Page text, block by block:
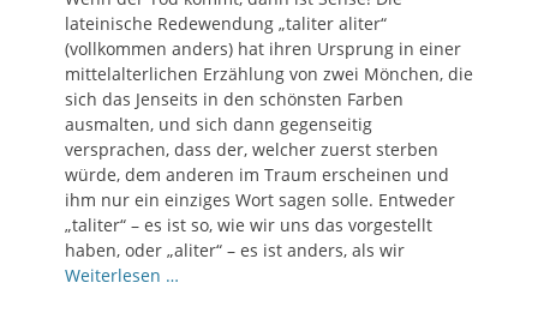
lateinische Redewendung „taliter aliter“
(vollkommen anders) hat ihren Ursprung in einer
mittelalterlichen Erzählung von zwei Mönchen, die
sich das Jenseits in den schönsten Farben
ausmalten, und sich dann gegenseitig
versprachen, dass der, welcher zuerst sterben
würde, dem anderen im Traum erscheinen und
ihm nur ein einziges Wort sagen solle. Entweder
„taliter“ – es ist so, wie wir uns das vorgestellt
haben, oder „aliter“ – es ist anders, als wir
Weiterlesen …